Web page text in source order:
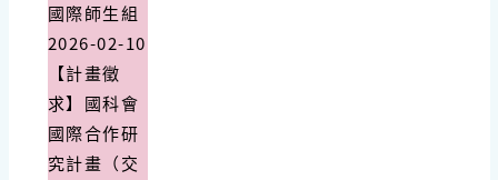
國際師生組
2026-02-10
【計畫徵
求】國科會
國際合作研
究計畫（交